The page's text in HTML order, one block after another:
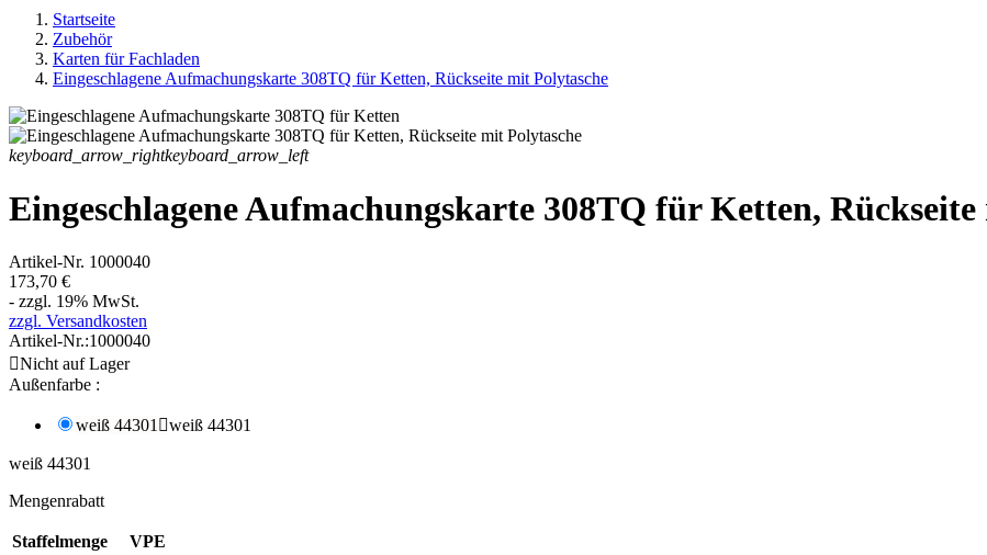
Startseite
Zubehör
Karten für Fachladen
Eingeschlagene Aufmachungskarte 308TQ für Ketten, Rückseite mit Polytasche
keyboard_arrow_rightkeyboard_arrow_left
Eingeschlagene Aufmachungskarte 308TQ für Ketten,
Artikel-Nr. 1000040
173,70 €
- zzgl. 19% MwSt.
zzgl. Versandkosten
Artikel-Nr.:1000040
Nicht auf Lager
Außenfarbe :
weiß 44301weiß 44301
weiß 44301
Mengenrabatt
Staffelmenge
VPE